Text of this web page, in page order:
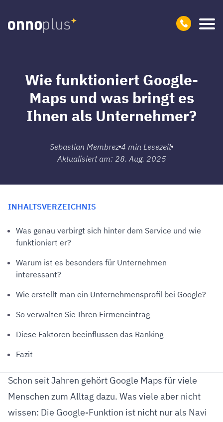
Wie funktioniert Google-
Maps und was bringt es
Ihnen als Unternehmer?
Sebastian Membrez 4 min Lesezeit
Aktualisiert am: 28. Aug. 2025
INHALTSVERZEICHNIS
Was genau verbirgt sich hinter dem Service und wie
funktioniert er?
Warum ist es besonders für Unternehmen
interessant?
Wie erstellt man ein Unternehmensprofil bei Google?
So verwalten Sie Ihren Firmeneintrag
Diese Faktoren beeinflussen das Ranking
Fazit
Schon seit Jahren gehört Google Maps für viele
Menschen zum Alltag dazu. Was viele aber nicht
wissen: Die Google-Funktion ist nicht nur als Navi